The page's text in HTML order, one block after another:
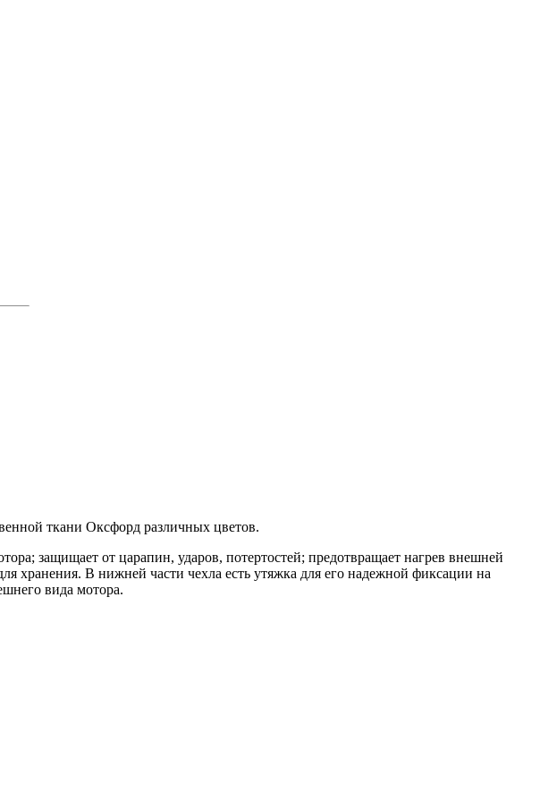
ткани Оксфорд различных цветов.
защищает от царапин, ударов, потертостей; предотвращает нагрев внешней
хранения. В нижней части чехла есть утяжка для его надежной фиксации на
вида мотора.